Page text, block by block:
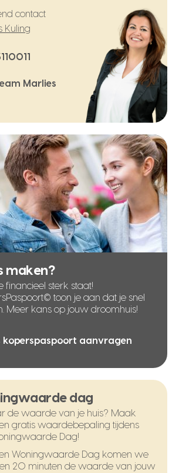
contact
Kuling
Marlies
maken?
financieel sterk staat!
toon je aan dat je snel
Meer kans op jouw droomhuis!
koperspaspoort aanvragen
dag
de waarde van je huis? Maak
gratis waardebepaling tijdens
Dag!
Woningwaarde Dag komen we
20 minuten de waarde van jouw